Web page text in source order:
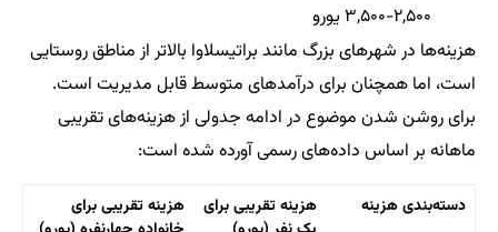
۲,۵۰۰-۳,۵۰۰ یورو
هزینه‌ها در شهرهای بزرگ مانند براتیسلاوا بالاتر از مناطق روستایی
است، اما همچنان برای درآمدهای متوسط قابل مدیریت است.
برای روشن شدن موضوع در ادامه جدولی از هزینه‌های تقریبی
ماهانه بر اساس داده‌های رسمی آورده شده است:
دسته‌بندی هزینه
هزینه تقریبی برای
هزینه تقریبی برای